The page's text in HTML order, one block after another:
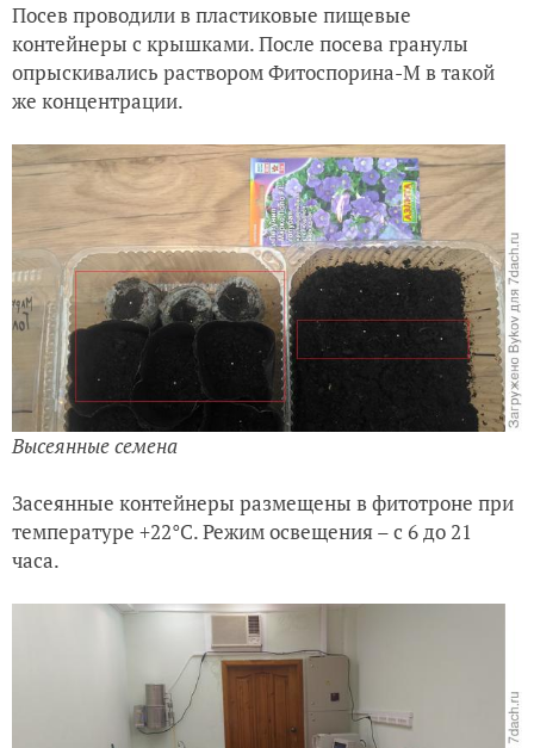
Посев проводили в пластиковые пищевые
контейнеры с крышками. После посева гранулы
опрыскивались раствором Фитоспорина-М в такой
же концентрации.
Высеянные семена
Засеянные контейнеры размещены в фитотроне при
температуре +22°С. Режим освещения – с 6 до 21
часа.